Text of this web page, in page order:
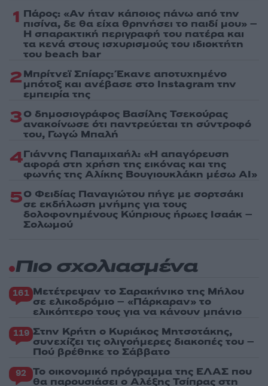
1 Πάρος: «Αν ήταν κάποιος πάνω από την
πισίνα, δε θα είχα θρηνήσει το παιδί μου» –
Η σπαρακτική περιγραφή του πατέρα και
τα κενά στους ισχυρισμούς του ιδιοκτήτη
του beach bar
2Μπρίτνεϊ Σπίαρς: Έκανε αποτυχημένο
μπότοξ και ανέβασε στο Instagram την
εμπειρία της
3Ο δημοσιογράφος Βασίλης Τσεκούρας
ανακοίνωσε ότι παντρεύεται τη σύντροφό
του, Γωγώ Μπαλή
4Γιάννης Παπαμιχαήλ: «Η απαγόρευση
αφορά στη χρήση της εικόνας και της
φωνής της Αλίκης Βουγιουκλάκη μέσω AI»
5Ο Φειδίας Παναγιώτου πήγε με σορτσάκι
σε εκδήλωση μνήμης για τους
δολοφονημένους Κύπριους ήρωες Ισαάκ –
Σολωμού
Πιο σχολιασμένα
161 Μετέτρεψαν το Σαρακήνικο της Μήλου
σε ελικοδρόμιο – «Πάρκαραν» το
ελικόπτερο τους για να κάνουν μπάνιο
119 Στην Κρήτη ο Κυριάκος Μητσοτάκης,
συνεχίζει τις ολιγοήμερες διακοπές του –
Πού βρέθηκε το Σάββατο
92 Το οικονομικό πρόγραμμα της ΕΛΑΣ που
θα παρουσιάσει ο Αλέξης Τσίπρας στη